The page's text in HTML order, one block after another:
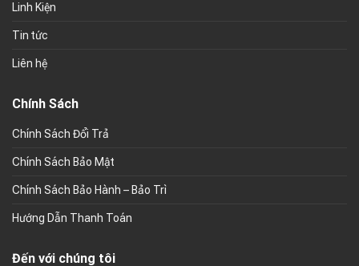
Linh Kiện
Tin tức
Liên hệ
Chính Sách
Chính Sách Đổi Trả
Chính Sách Bảo Mật
Chính Sách Bảo Hành – Bảo Trì
Hướng Dẫn Thanh Toán
Đến với chúng tôi